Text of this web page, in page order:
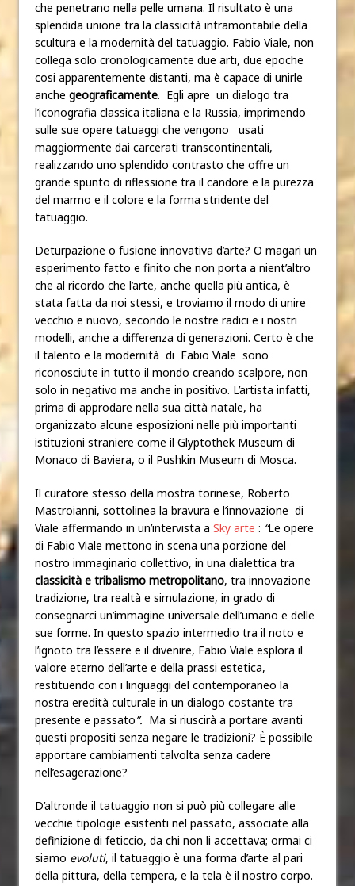
che penetrano nella pelle umana. Il risultato è una
splendida unione tra la classicità intramontabile della
scultura e la modernità del tatuaggio. Fabio Viale, non
collega solo cronologicamente due arti, due epoche
cosi apparentemente distanti, ma è capace di unirle
anche geograficamente. Egli apre un dialogo tra
l’iconografia classica italiana e la Russia, imprimendo
sulle sue opere tatuaggi che vengono usati
maggiormente dai carcerati transcontinentali,
realizzando uno splendido contrasto che offre un
grande spunto di riflessione tra il candore e la purezza
del marmo e il colore e la forma stridente del
tatuaggio.
Deturpazione o fusione innovativa d’arte? O magari un
esperimento fatto e finito che non porta a nient’altro
che al ricordo che l’arte, anche quella più antica, è
stata fatta da noi stessi, e troviamo il modo di unire
vecchio e nuovo, secondo le nostre radici e i nostri
modelli, anche a differenza di generazioni. Certo è che
il talento e la modernità di Fabio Viale sono
riconosciute in tutto il mondo creando scalpore, non
solo in negativo ma anche in positivo. L’artista infatti,
prima di approdare nella sua città natale, ha
organizzato alcune esposizioni nelle più importanti
istituzioni straniere come il Glyptothek Museum di
Monaco di Baviera, o il Pushkin Museum di Mosca.
Il curatore stesso della mostra torinese, Roberto
Mastroianni, sottolinea la bravura e l’innovazione di
Viale affermando in un’intervista a Sky arte : “Le opere
di Fabio Viale mettono in scena una porzione del
nostro immaginario collettivo, in una dialettica tra
classicità e tribalismo metropolitano, tra innovazione
tradizione, tra realtà e simulazione, in grado di
consegnarci un’immagine universale dell’umano e delle
sue forme. In questo spazio intermedio tra il noto e
l’ignoto tra l’essere e il divenire, Fabio Viale esplora il
valore eterno dell’arte e della prassi estetica,
restituendo con i linguaggi del contemporaneo la
nostra eredità culturale in un dialogo costante tra
presente e passato”. Ma si riuscirà a portare avanti
questi propositi senza negare le tradizioni? È possibile
apportare cambiamenti talvolta senza cadere
nell’esagerazione?
D’altronde il tatuaggio non si può più collegare alle
vecchie tipologie esistenti nel passato, associate alla
definizione di feticcio, da chi non li accettava; ormai ci
siamo evoluti, il tatuaggio è una forma d’arte al pari
della pittura, della tempera, e la tela è il nostro corpo.